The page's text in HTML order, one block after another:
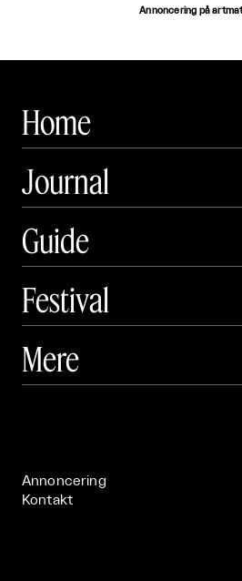
Annoncering på
Home
Journal
Guide
Festival
 Art Matter Festival
Mere
Annoncering
Kontakt